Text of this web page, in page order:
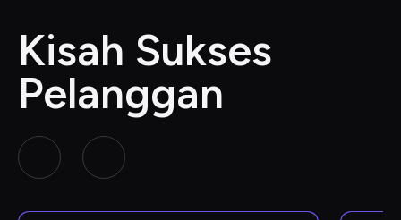
Kisah Sukses
Pelanggan